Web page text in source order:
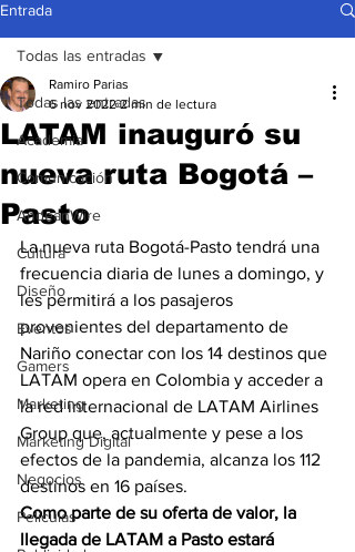
Entrada
Todas las entradas
Academia
Comunicación
AndeanWire
Cultura
Diseño
Eventos
Gamers
Marketing
Marketing Digital
Negocios
Películas
Todas las entradas
LATAM inauguró su
nueva ruta Bogotá –
Pasto
Ramiro Parias
6 nov 2022 2 min de lectura
La nueva ruta Bogotá-Pasto tendrá una
frecuencia diaria de lunes a domingo, y
les permitirá a los pasajeros
provenientes del departamento de
Nariño conectar con los 14 destinos que
LATAM opera en Colombia y acceder a
la red internacional de LATAM Airlines
Group que, actualmente y pese a los
efectos de la pandemia, alcanza los 112
destinos en 16 países.
Como parte de su oferta de valor, la
llegada de LATAM a Pasto estará